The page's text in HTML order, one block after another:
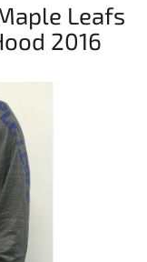
Leafs
2016